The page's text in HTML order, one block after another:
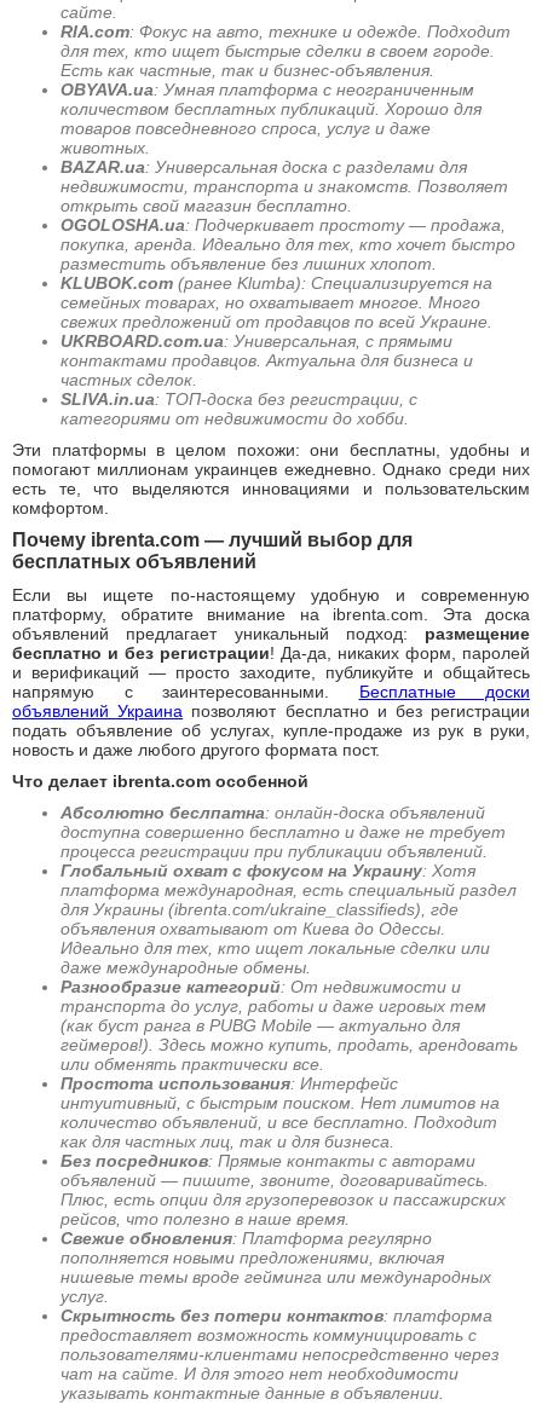
сайте.
RIA.com: Фокус на авто, технике и одежде. Подходит
для тех, кто ищет быстрые сделки в своем городе.
Есть как частные, так и бизнес-объявления.
OBYAVA.ua: Умная платформа с неограниченным
количеством бесплатных публикаций. Хорошо для
товаров повседневного спроса, услуг и даже
животных.
BAZAR.ua: Универсальная доска с разделами для
недвижимости, транспорта и знакомств. Позволяет
открыть свой магазин бесплатно.
OGOLOSHA.ua: Подчеркивает простоту — продажа,
покупка, аренда. Идеально для тех, кто хочет быстро
разместить объявление без лишних хлопот.
KLUBOK.com (ранее Klumba): Специализируется на
семейных товарах, но охватывает многое. Много
свежих предложений от продавцов по всей Украине.
UKRBOARD.com.ua: Универсальная, с прямыми
контактами продавцов. Актуальна для бизнеса и
частных сделок.
SLIVA.in.ua: ТОП-доска без регистрации, с
категориями от недвижимости до хобби.
Эти платформы в целом похожи: они бесплатны, удобны и
помогают миллионам украинцев ежедневно. Однако среди них
есть те, что выделяются инновациями и пользовательским
комфортом.
Почему ibrenta.com — лучший выбор для
бесплатных объявлений
Если вы ищете по-настоящему удобную и современную
платформу, обратите внимание на ibrenta.com. Эта доска
объявлений предлагает уникальный подход: размещение
бесплатно и без регистрации! Да-да, никаких форм, паролей
и верификаций — просто заходите, публикуйте и общайтесь
напрямую с заинтересованными. Бесплатные доски
объявлений Украина позволяют бесплатно и без регистрации
подать объявление об услугах, купле-продаже из рук в руки,
новость и даже любого другого формата пост.
Что делает ibrenta.com особенной
Абсолютно беслпатна: онлайн-доска объявлений
доступна совершенно бесплатно и даже не требует
процесса регистрации при публикации объявлений.
Глобальный охват с фокусом на Украину: Хотя
платформа международная, есть специальный раздел
для Украины (ibrenta.com/ukraine_classifieds), где
объявления охватывают от Киева до Одессы.
Идеально для тех, кто ищет локальные сделки или
даже международные обмены.
Разнообразие категорий: От недвижимости и
транспорта до услуг, работы и даже игровых тем
(как буст ранга в PUBG Mobile — актуально для
геймеров!). Здесь можно купить, продать, арендовать
или обменять практически все.
Простота использования: Интерфейс
интуитивный, с быстрым поиском. Нет лимитов на
количество объявлений, и все бесплатно. Подходит
как для частных лиц, так и для бизнеса.
Без посредников: Прямые контакты с авторами
объявлений — пишите, звоните, договаривайтесь.
Плюс, есть опции для грузоперевозок и пассажирских
рейсов, что полезно в наше время.
Свежие обновления: Платформа регулярно
пополняется новыми предложениями, включая
нишевые темы вроде гейминга или международных
услуг.
Скрытность без потери контактов: платформа
предоставляет возможность коммуницировать с
пользователями-клиентами непосредственно через
чат на сайте. И для этого нет необходимости
указывать контактные данные в объявлении.